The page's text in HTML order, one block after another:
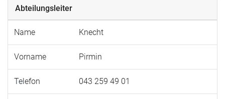
Abteilungsleiter
Name Knecht
Vorname Pirmin
Telefon 043 259 49 01